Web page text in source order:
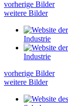
vorherige Bilder
weitere Bilder
Industrie
Industrie
vorherige Bilder
weitere Bilder